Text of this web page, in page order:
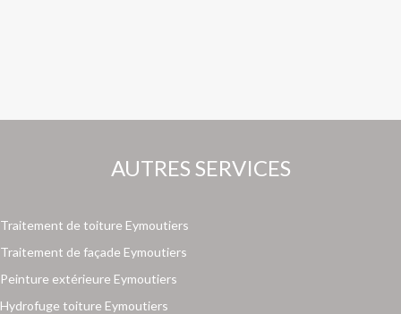
AUTRES SERVICES
Traitement de toiture Eymoutiers
Traitement de façade Eymoutiers
Peinture extérieure Eymoutiers
Hydrofuge toiture Eymoutiers